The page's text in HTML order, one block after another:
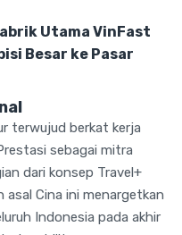
Utama VinFast
Besar ke Pasar
terwujud berkat kerja
sebagai mitra
dari konsep Travel+
Cina ini menargetkan
Indonesia pada akhir